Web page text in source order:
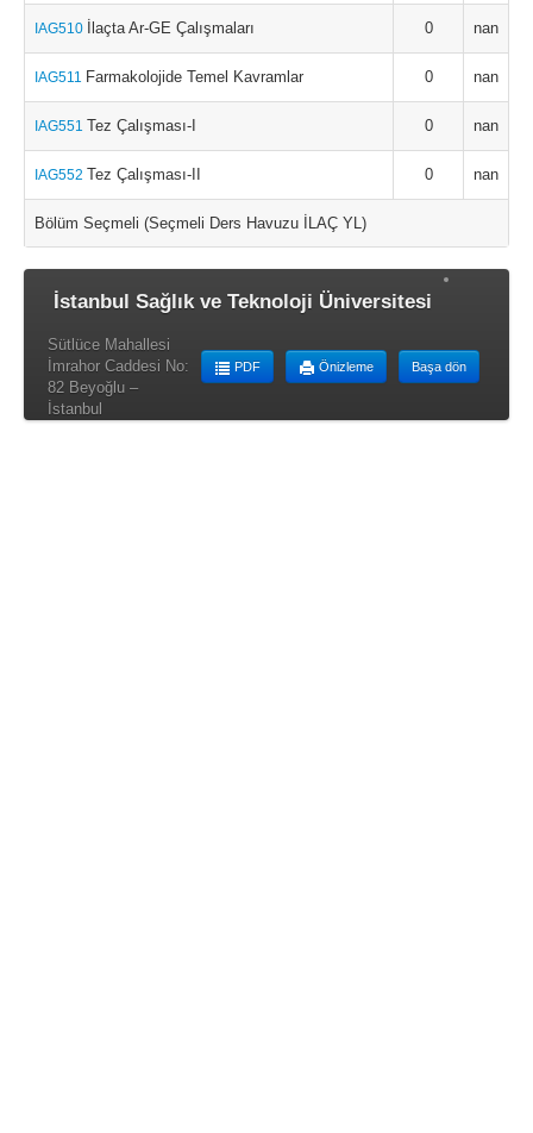
IAG510 İlaçta Ar-GE Çalışmaları 0 nan
IAG511 Farmakolojide Temel Kavramlar 0 nan
IAG551 Tez Çalışması-I 0 nan
IAG552 Tez Çalışması-II 0 nan
Bölüm Seçmeli (Seçmeli Ders Havuzu İLAÇ YL)
İstanbul Sağlık ve Teknoloji Üniversitesi
Başa dön
Önizleme
PDF
Sütlüce Mahallesi
İmrahor Caddesi No:
82 Beyoğlu –
İstanbul